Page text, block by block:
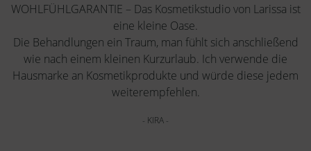
WOHLFÜHLGARANTIE – Das Kosmetikstudio von Larissa ist
eine kleine Oase.
Die Behandlungen ein Traum, man fühlt sich anschließend
wie nach einem kleinen Kurzurlaub. Ich verwende die
Hausmarke an Kosmetikprodukte und würde diese jedem
weiterempfehlen.
- KIRA -